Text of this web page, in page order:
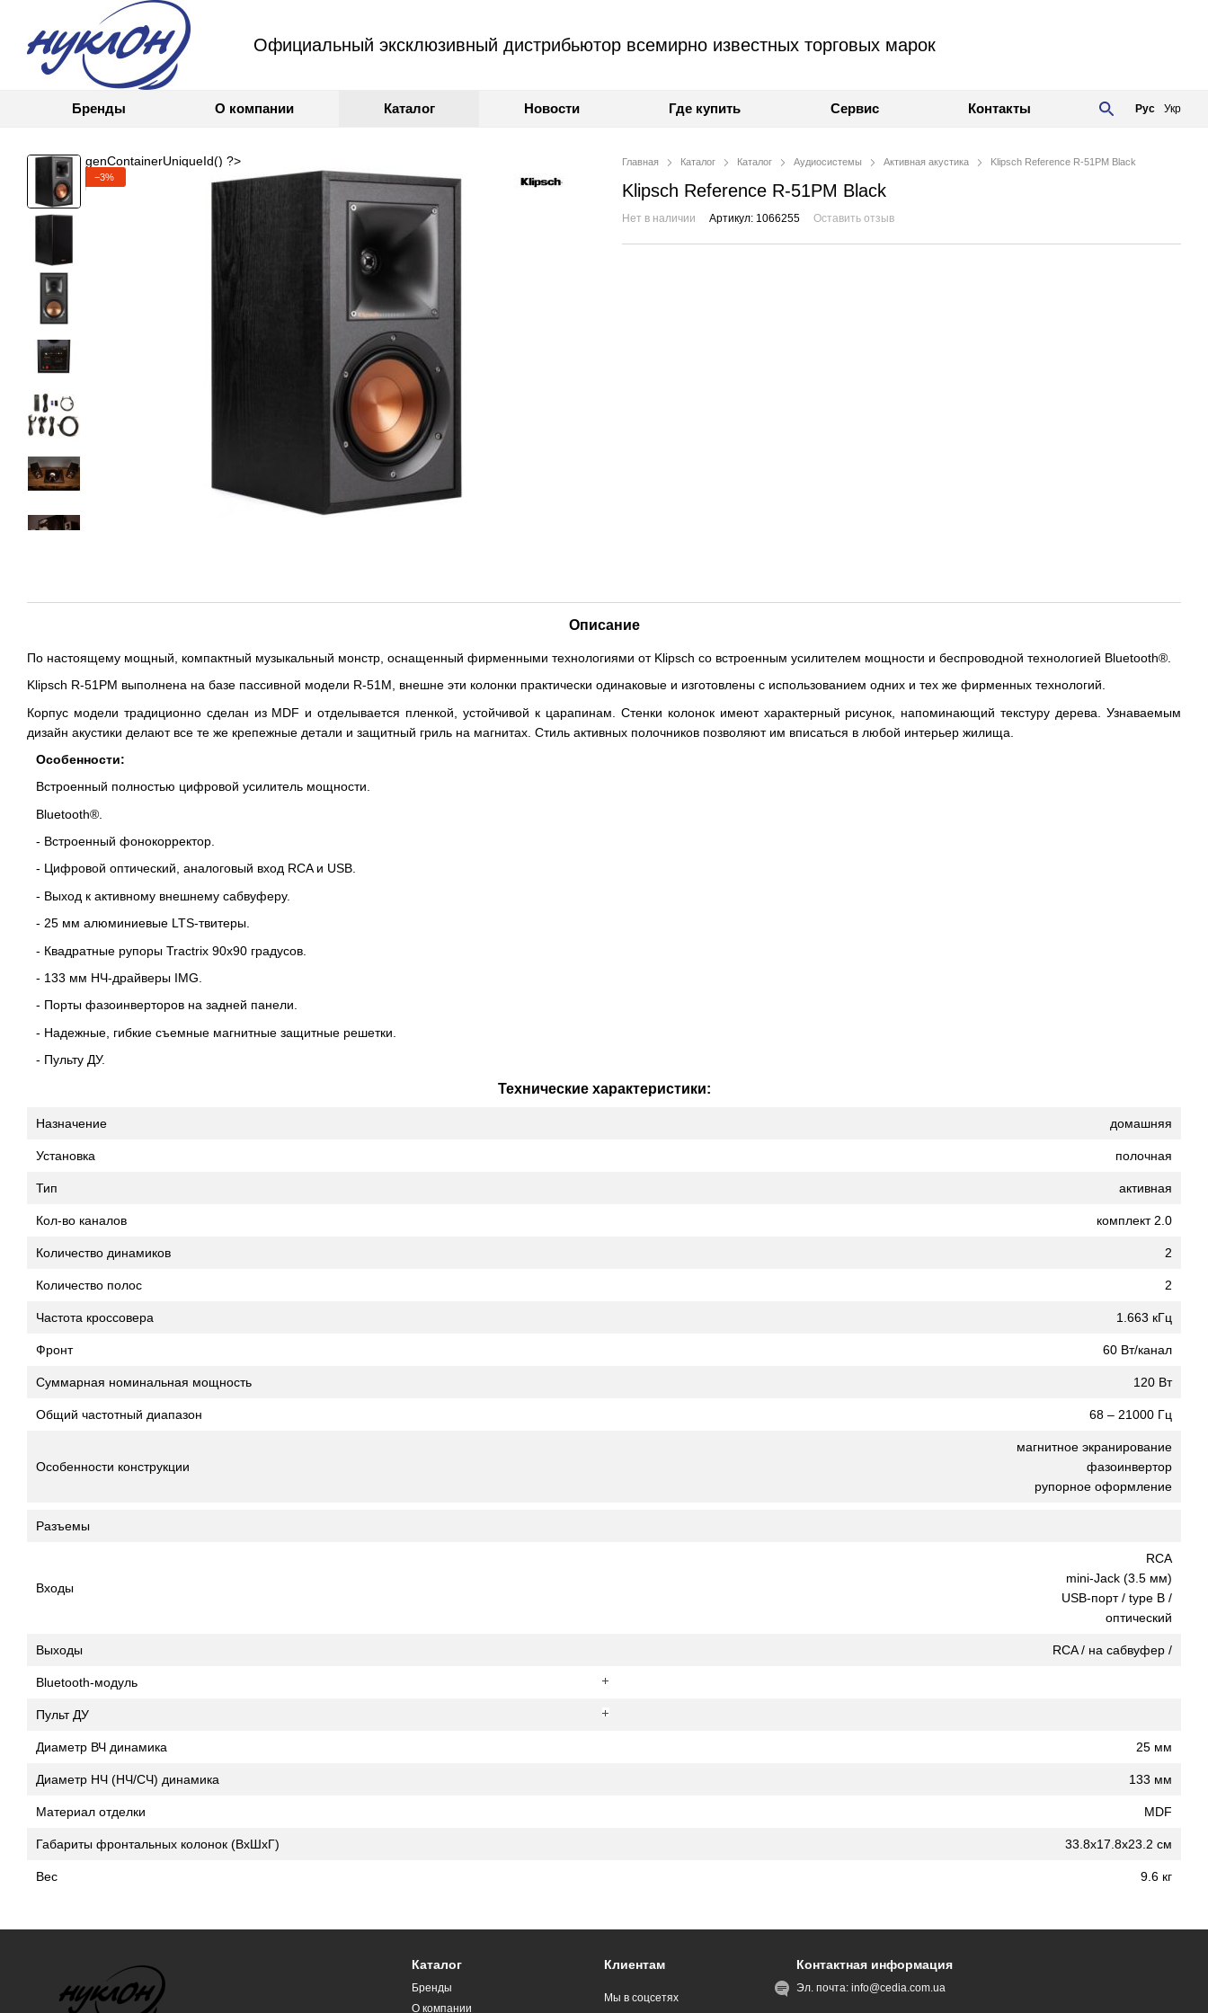
Официальный эксклюзивный дистрибьютор всемирно известных торговых марок
Бренды О компании Каталог Новости Где купить Сервис Контакты Рус Укр
genContainerUniqueId() ?>
−3%
Главная Каталог Каталог Аудиосистемы Активная акустика Klipsch Reference R-51PM Black
Klipsch Reference R-51PM Black
Нет в наличии Артикул: 1066255 Оставить отзыв
Описание
По настоящему мощный, компактный музыкальный монстр, оснащенный фирменными технологиями от Klipsch со встроенным усилителем мощности и беспроводной технологией Bluetooth®.
Klipsch R-51PM выполнена на базе пассивной модели R-51M, внешне эти колонки практически одинаковые и изготовлены с использованием одних и тех же фирменных технологий.
Корпус модели традиционно сделан из MDF и отделывается пленкой, устойчивой к царапинам. Стенки колонок имеют характерный рисунок, напоминающий текстуру дерева. Узнаваемым
дизайн акустики делают все те же крепежные детали и защитный гриль на магнитах. Стиль активных полочников позволяют им вписаться в любой интерьер жилища.
Особенности:
Встроенный полностью цифровой усилитель мощности.
Bluetooth®.
- Встроенный фонокорректор.
- Цифровой оптический, аналоговый вход RCA и USB.
- Выход к активному внешнему сабвуферу.
- 25 мм алюминиевые LTS-твитеры.
- Квадратные рупоры Tractrix 90x90 градусов.
- 133 мм НЧ-драйверы IMG.
- Порты фазоинверторов на задней панели.
- Надежные, гибкие съемные магнитные защитные решетки.
- Пульту ДУ.
Технические характеристики:
Назначение домашняя
Установка полочная
Тип активная
Кол-во каналов комплект 2.0
Количество динамиков 2
Количество полос 2
Частота кроссовера 1.663 кГц
Фронт 60 Вт/канал
Суммарная номинальная мощность 120 Вт
Общий частотный диапазон 68 – 21000 Гц
Особенности конструкции
магнитное экранирование
фазоинвертор
рупорное оформление
Разъемы
Входы
RCA
mini-Jack (3.5 мм)
USB-порт / type B /
оптический
Выходы RCA / на сабвуфер /
Bluetooth-модуль
Пульт ДУ
Диаметр ВЧ динамика 25 мм
Диаметр НЧ (НЧ/СЧ) динамика 133 мм
Материал отделки MDF
Габариты фронтальных колонок (ВхШхГ) 33.8x17.8x23.2 см
Вес 9.6 кг
Каталог
Бренды
О компании
Клиентам
Мы в соцсетях
Контактная информация
Эл. почта:info@cedia.com.ua